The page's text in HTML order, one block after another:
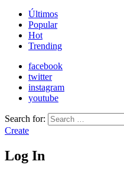
Últimos
Popular
Hot
Trending
facebook
twitter
instagram
youtube
Search for:
Create
Log In